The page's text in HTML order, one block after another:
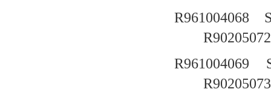
R961004068
R961004069